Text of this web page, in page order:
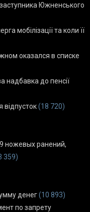
Южненського
мобілізації та коли її
оказался в списке
надбавка до пенсії
відпусток(18 720)
ножевых ранений,
359)
денег(10 893)
по запрету